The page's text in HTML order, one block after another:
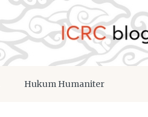
Hukum Humaniter